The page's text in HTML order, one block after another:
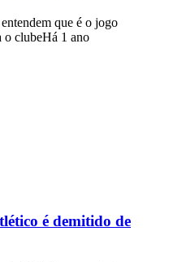
que é o jogo
o clubeHá 1 ano
é demitido de